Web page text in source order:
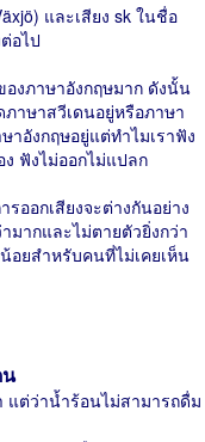
และเสียง sk ในชื่อ
อไป
งภาษาอังกฤษมาก ดังนั้น
ภาษาสวีเดนอยู่หรือภาษา
าอังกฤษอยู่แต่ทำไมเราฟัง
ฟังไม่ออกไม่แปลก
ออกเสียงจะต่างกันอย่าง
มากและไม่ตายตัวยิ่งกว่า
ยสำหรับคนที่ไม่เคยเห็น
น
แต่ว่าน้ำร้อนไม่สามารถดื่ม